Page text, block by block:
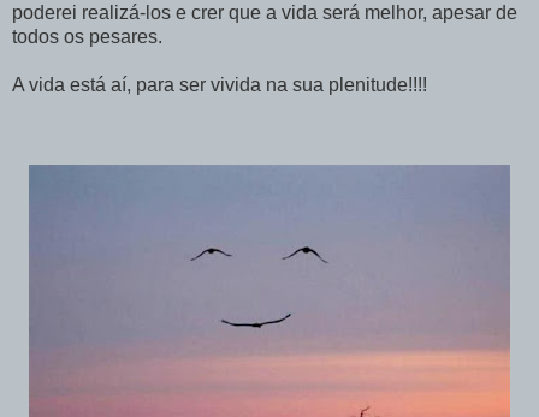
poderei realizá-los e crer que a vida será melhor, apesar de
todos os pesares.
A vida está aí, para ser vivida na sua plenitude!!!!